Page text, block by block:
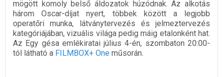
mögött komoly belső áldozatok húzódnak. Az alkotás
három Oscar-díjat nyert, többek között a legjobb
operatőri munka, látványtervezés és jelmeztervezés
kategóriájában, vizuális világa pedig máig etalonként hat.
Az Egy gésa emlékiratai július 4-én, szombaton 20:00-
tól látható a FILMBOX+ One műsorán.